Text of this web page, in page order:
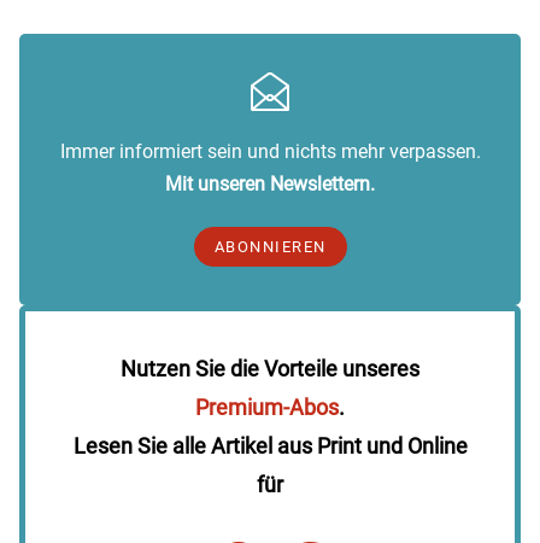
Immer informiert sein und nichts mehr verpassen.
Mit unseren Newslettern.
ABONNIEREN
Nutzen Sie die Vorteile unseres
Premium-Abos.
Lesen Sie alle Artikel aus Print und Online
für